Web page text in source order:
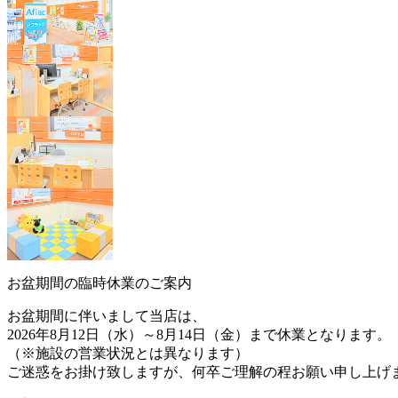
お盆期間の臨時休業のご案内
お盆期間に伴いまして当店は、
2026年8月12日（水）～8月14日（金）まで休業となります。
（※施設の営業状況とは異なります）
ご迷惑をお掛け致しますが、何卒ご理解の程お願い申し上げ